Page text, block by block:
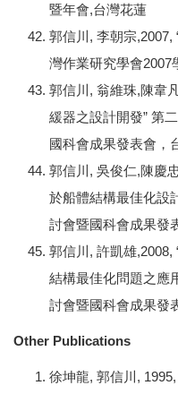
暨年會,台灣花蓮
郭信川, 李朝宗,2007,
灣作業研究學會2007
郭信川, 翁維珠,陳韋
緩器之設計開發” 第
國科會成果發表會，
郭信川, 吳俊仁,陳慶
於船體結構最佳化設
討會暨國科會成果發
郭信川, 許凱雄,2008,
結構最佳化問題之應
討會暨國科會成果發
Other Publications
徐坤龍, 郭信川,